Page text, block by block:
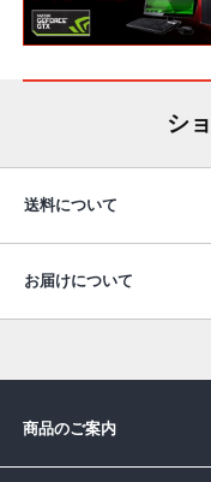
シ
送料について
お届けについて
商品のご案内